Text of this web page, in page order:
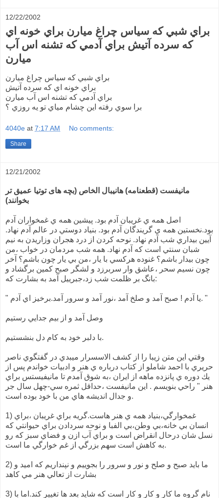
12/22/2002
براي شبي که سياس چراغ ميارن براي خونه اي
که سرده آتيش براي آدمي که تشنه اس آب
ميارن
براي شبي که سياس چراغ ميارن
براي خونه اي که سرده آتيش
براي آدمي که تشنه اس آب ميارن
برا سوي رفته اين چشام مياي تو يه روزي ؟
4040e at 7:17 AM No comments:
Share
12/21/2002
مانيفست (قطعنامه) هانيبال الخاص (بچه های توتيا عميق تر
بخوانند)
اصل همه ي غريبان آدم بود. پيشين همه ي غمخواران آدم
بود.نخستين همه ي گريندگان آدم بود. بنياد دوستي در عالم آدم نهاد.
آيين بيداري شب آدم نهاد. نوحه كردن از درد هجران وزاريدن به نيم
شبان سنتي است كه آدم نهاد. همه شب مردمان در خواب ،من
چون بيدار باشم؟ غنوده هركسي با يار ،من بي يار چون باشم؟ آخر
چون نسيم سحر ،عاشق وار سربرزد و لشگر صبح كمين برگشاد و
بانگ بر ظلمت شب زد،جبرييل آمد به بشارت كه:
" يا آدم ! صبح آمد و صلخ آمد ،نور آمد و سرور آمد.برخيز اي آدم. "
وصل آمد و از بيم جدايي رستيم
با دلبر خود به كام دل بنشستيم.
وقتي اين متن زيبا را از كشف الاسسرار ميبدي در گفتگوي ناصر
حريري با احمد شاملو از كتاب درباره ي هنر و ادبيات خواندم پس از
يك دوره ي پانزده ماهه از ايران ،به شوق آمدم تا مانيفيستس براي
هنر " راحي بنويسم . اين مانيفست ،حداقل ثمره سي-چهل سال جر
و جدال انديشه هاي من با خود بوده است.
1) غمخوارگي،بنياد همه ي هنر هاست.گريه براي غريبان ،براي
انسان بي خانه،بي وطن،بي الفبا و نوحه سردادن براي حيوانتي كه
نسل شان درحال انقراض است و براي آب ازن و فضاي سبز كه رو
به كاهش است سهم بزرگي از غم خوارگي ما است.
2) ما بايد صبح و صلح و نور و سرور را بجوييم و نپنداريم كه اميد و
بشارت از تعالي هنر مي كاهد
3) نام گروه ما كار و كار و كار است كه شايد بعد ها تغيير كند.اما با